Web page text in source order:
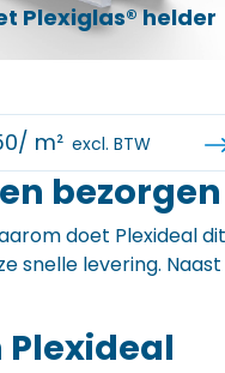
Plexiglas® helder
/ m² excl. BTW
doet Plexideal
snelle levering.